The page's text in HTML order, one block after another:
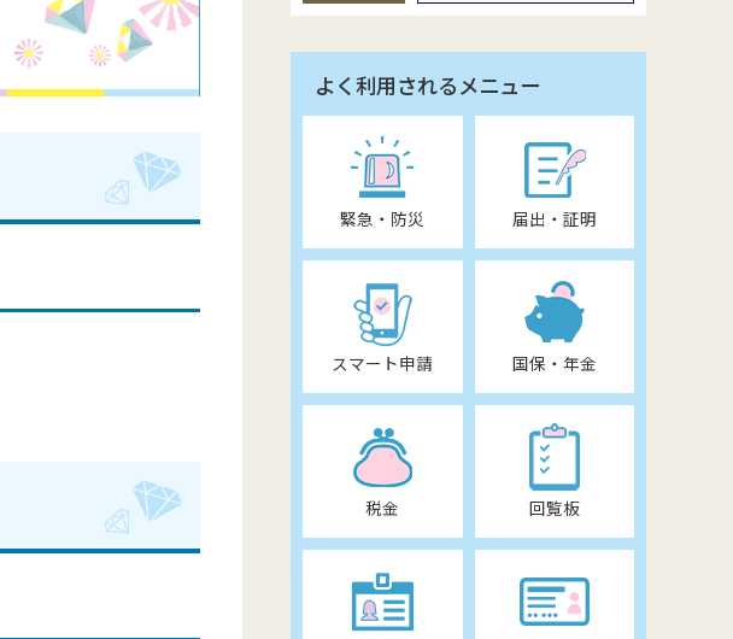
よく利用されるメニュー
緊急・防災 届出・証明
スマート申請 国保・年金
税金 回覧板